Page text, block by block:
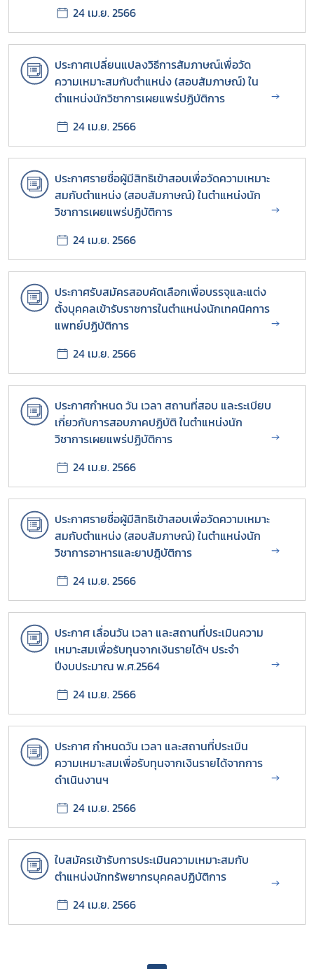
24 เม.ย. 2566
ประกาศเปลี่ยนแปลงวิธีการสัมภาษณ์เพื่อวัด
ความเหมาะสมกับตำแหน่ง (สอบสัมภาษณ์) ใน
ตำแหน่งนักวิชาการเผยแพร่ปฏิบัติการ
24 เม.ย. 2566
→
ประกาศรายชื่อผู้มีสิทธิเข้าสอบเพื่อวัดความเหมาะ
สมกับตำแหน่ง (สอบสัมภาษณ์) ในตำแหน่งนัก
วิชาการเผยแพร่ปฏิบัติการ
24 เม.ย. 2566
→
ประกาศรับสมัครสอบคัดเลือกเพื่อบรรจุและแต่ง
ตั้งบุคคลเข้ารับราชการในตำแหน่งนักเทคนิคการ
แพทย์ปฏิบัติการ
24 เม.ย. 2566
→
ประกาศกำหนด วัน เวลา สถานที่สอบ และระเบียบ
เกี่ยวกับการสอบภาคปฏิบัติ ในตำแหน่งนัก
วิชาการเผยแพร่ปฏิบัติการ
24 เม.ย. 2566
→
ประกาศรายชื่อผู้มีสิทธิเข้าสอบเพื่อวัดความเหมาะ
สมกับตำแหน่ง (สอบสัมภาษณ์) ในตำแหน่งนัก
วิชาการอาหารและยาปฏฺิบัติการ
24 เม.ย. 2566
→
ประกาศ เลื่อนวัน เวลา และสถานที่ประเมินความ
เหมาะสมเพื่อรับทุนจากเงินรายได้ฯ ประจำ
ปีงบประมาณ พ.ศ.2564
24 เม.ย. 2566
→
ประกาศ กำหนดวัน เวลา และสถานที่ประเมิน
ความเหมาะสมเพื่อรับทุนจากเงินรายได้จากการ
ดำเนินงานฯ
24 เม.ย. 2566
→
ใบสมัครเข้ารับการประเมินความเหมาะสมกับ
ตำแหน่งนักทรัพยากรบุคคลปฏิบัติการ
24 เม.ย. 2566
→
Subscribe
เลือกหัวข้อที่ท่านต้องการ Subscribe
ฝ่ายคลัง
ฝ่ายบริหารทั่วไป